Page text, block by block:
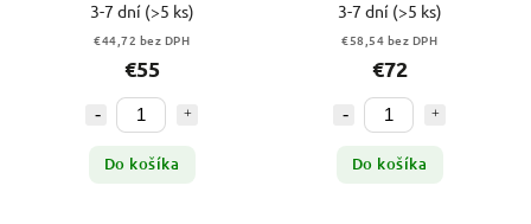
3-7 dní (>5 ks)
€44,72 bez DPH
€55
Do košíka
3-7 dní (>5 ks)
€58,54 bez DPH
€72
Do košíka